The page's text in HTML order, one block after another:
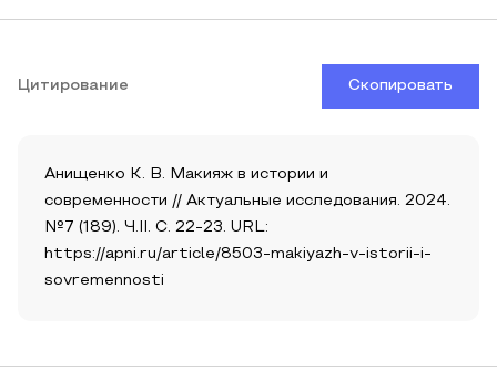
Цитирование Скопировать
Анищенко К. В. Макияж в истории и
современности // Актуальные исследования. 2024.
№7 (189). Ч.II. С. 22-23. URL:
https://apni.ru/article/8503-makiyazh-v-istorii-i-
sovremennosti